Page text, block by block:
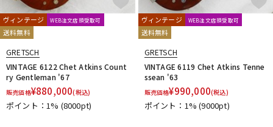
ヴィンテージ WEB注文店頭受取可
送料無料
GRETSCH
VINTAGE 6122 Chet Atkins Count
ry Gentleman '67
販売価格¥880,000(税込)
ポイント：1% (8000pt)
ヴィンテージ WEB注文店頭受取可
送料無料
GRETSCH
VINTAGE 6119 Chet Atkins Tenne
ssean '63
販売価格¥990,000(税込)
ポイント：1%(9000pt)